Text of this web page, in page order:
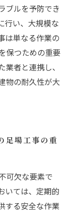
ブルを予防でき
行い、大規模な
は単なる作業の
保つための重要
者と連携し、
物の耐久性が大
足場工事の重
可欠な要素で
いては、定期的
する安全な作業